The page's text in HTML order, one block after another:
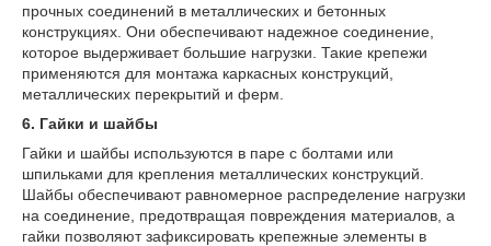
прочных соединений в металлических и бетонных
конструкциях. Они обеспечивают надежное соединение,
которое выдерживает большие нагрузки. Такие крепежи
применяются для монтажа каркасных конструкций,
металлических перекрытий и ферм.
6. Гайки и шайбы
Гайки и шайбы используются в паре с болтами или
шпильками для крепления металлических конструкций.
Шайбы обеспечивают равномерное распределение нагрузки
на соединение, предотвращая повреждения материалов, а
гайки позволяют зафиксировать крепежные элементы в